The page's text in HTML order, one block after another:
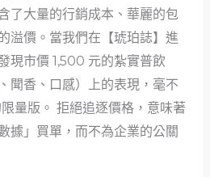
了大量的行銷成本、華麗的包
溢價。當我們在【琥珀誌】進
現市價 1,500 元的紮實普飲
聞香、口感）上的表現，毫不
量版。 拒絕追逐價格，意味著
據」買單，而不為企業的公關